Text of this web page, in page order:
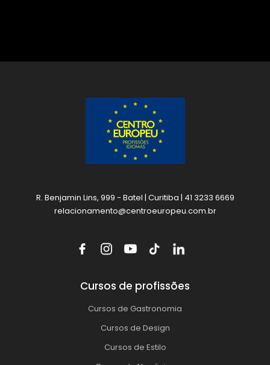
R. Benjamin Lins, 999 - Batel | Curitiba | 41 3233 6669
relacionamento@centroeuropeu.com.br
Cursos de profissões
Cursos de Gastronomia
Cursos de Design
Cursos de Estilo